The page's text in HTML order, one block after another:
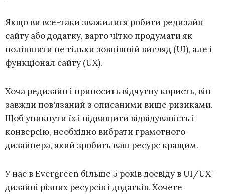
Якщо ви все-таки зважилися робити редизайн
сайту або додатку, варто чітко продумати як
поліпшити не тільки зовнішній вигляд (UI), але і
функціонал сайту (UX).
Хоча редизайн і приносить відчутну користь, він
завжди пов'язаний з описаними вище ризиками.
Щоб уникнути їх і підвищити відвідуваність і
конверсію, необхідно вибрати грамотного
дизайнера, який зробить ваш ресурс кращим.
У нас в Evergreen більше 5 років досвіду в UI/UX-
дизайні різних ресурсів і додатків. Хочете